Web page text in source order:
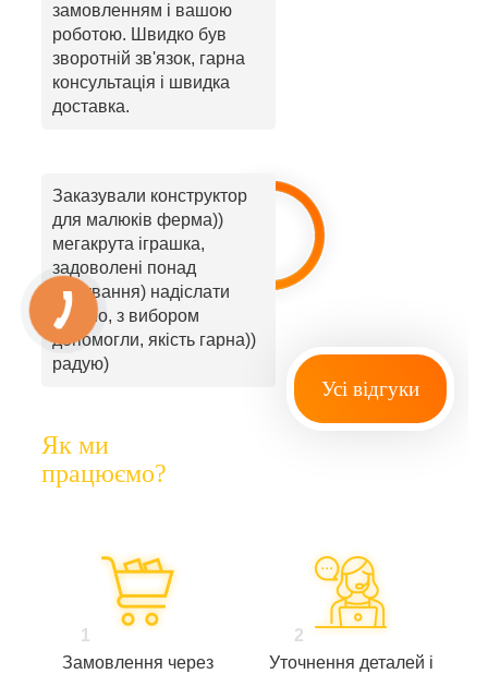
замовленням і вашою
роботою. Швидко був
зворотній зв'язок, гарна
консультація і швидка
доставка.
Заказували конструктор
для малюків ферма))
мегакрута іграшка,
задоволені понад
очікування) надіслати
вчасно, з вибором
допомогли, якість гарна))
радую)
Усі відгуки
Як ми
працюємо?
1
Замовлення через
2
Уточнення деталей і